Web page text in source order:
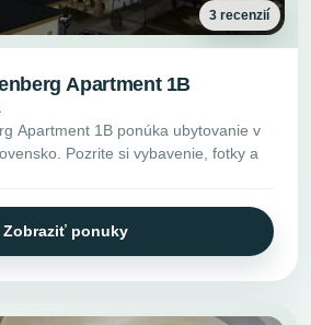
3 recenzií
Apartment 1B
Apartment 1B ponúka ubytovanie v
Pozrite si vybavenie, fotky a
Zobraziť ponuky